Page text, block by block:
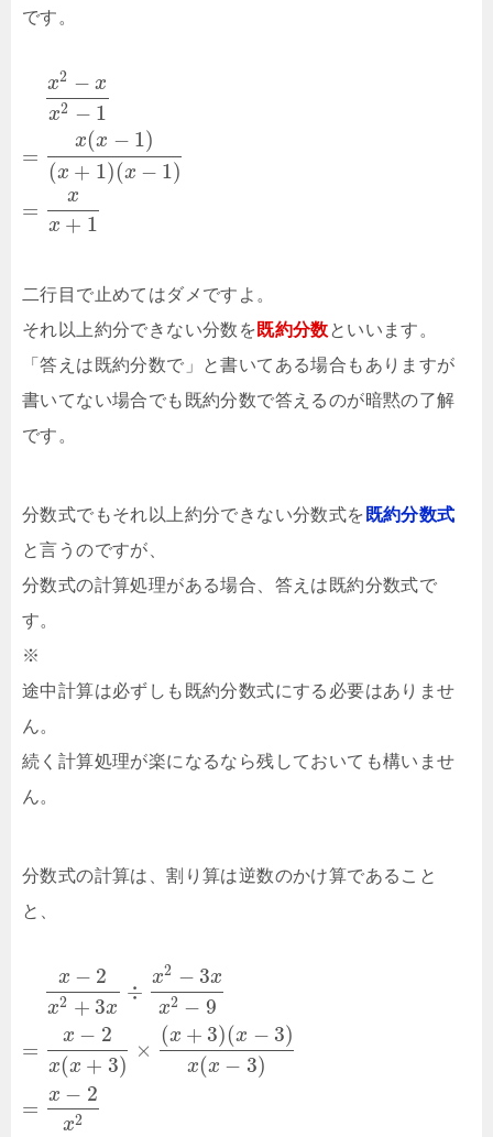
です。
x2 − x
x2 − 1
=
x(x − 1)
(x + 1 )(x − 1 )
=
x
x + 1
二行目で止めてはダメですよ。
それ以上約分できない分数を 既約分数といいます。
「答えは既約分数で」と書いてある場合もありますが
書いてない場合でも既約分数で答えるのが暗黙の了解
です。
分数式でもそれ以上約分できない分数式を 既約分数式
と言うのですが、
分数式の計算処理がある場合、答えは既約分数式で
す。
※
途中計算は必ずしも既約分数式にする必要はありませ
ん。
続く計算処理が楽になるなら残しておいても構いませ
ん。
分数式の計算は、割り算は逆数のかけ算であること
と、
x − 2
x2 + 3x
÷
x2 − 3x
x2 − 9
=
x − 2
x(x + 3)
×
(x + 3)(x − 3)
x(x − 3)
=
x − 2
x2